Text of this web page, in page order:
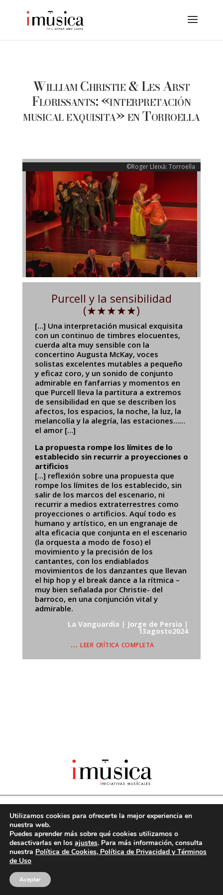
William Christie & Les Arst
Florissants: «interpretación
musical exquisita» en Torroella
©Roger Lleixà: Torroella
Purcell y la sensibilidad
(★★★★★)
[…] Una interpretación musical exquisita
con un continuo de timbres elocuentes,
cuerda alta muy sensible con la
concertino Augusta McKay, voces
solistas excelentes mutables a pequeño
y eficaz coro, y un sonido de conjunto
admirable en fanfarrias y momentos en
que Purcell lleva la partitura a extremos
de sensibilidad en que se describen los
afectos, los espacios, la noche, la luz, la
melancolía y la alegría, las estaciones……
el amor […]
La propuesta rompe los límites de lo
establecido sin recurrir a proyecciones o
artificios
[…] reflexión sobre una propuesta que
rompe los límites de los establecido, sin
salir de los marcos del escenario, ni
recurrir a medios extraterrestres como
proyecciones o artificios. Aquí todo es
humano y artístico, en un engranaje de
alta eficacia que conjunta en el escenario
(la orquesta a modo de foso) el
movimiento y la precisión de los
cantantes, con los endiablados
movimientos de los danzantes que llevan
el hip hop y el break dance a la rítmica –
muy bien señalada por Christie- del
barroco, en una conjunción vital y
admirable.
La Vanguardia | Jorge de Persia |
13agosto2024
… leer crítica completa
Tellez 52
28007 Madrid |
Utilizamos cookies para ofrecerte la mejor experiencia en
nuestra web.
Puedes aprender más sobre qué cookies utilizamos o
desactivarlas en los ajustes. Para más información, consulta
nuestra Política de Cookies, Política de Privacidad y Términos
de Uso
Aceptar